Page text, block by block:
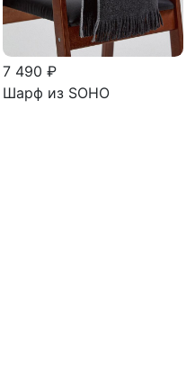
7 490 ₽
Шарф из SOHO